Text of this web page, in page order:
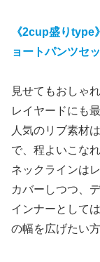
《2cup盛りtype
ョートパンツセ
見せてもおしゃ
レイヤードにも最
人気のリブ素材
で、程よいこな
ネックラインは
カバーしつつ、
インナーとして
の幅を広げたい